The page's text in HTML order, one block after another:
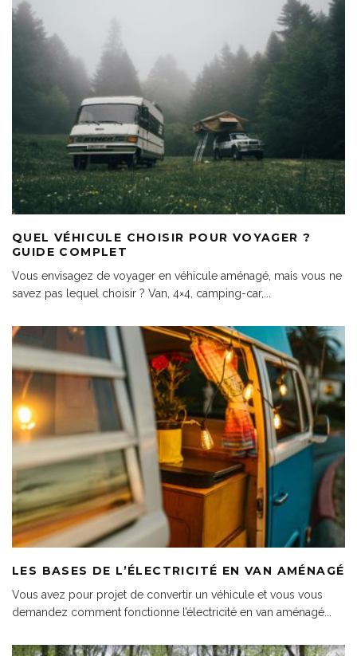
QUEL VÉHICULE CHOISIR POUR VOYAGER ?
GUIDE COMPLET
Vous envisagez de voyager en véhicule aménagé, mais vous ne
savez pas lequel choisir ? Van, 4×4, camping-car,
LES BASES DE L’ÉLECTRICITÉ EN VAN AMÉNAGÉ
Vous avez pour projet de convertir un véhicule et vous vous
demandez comment fonctionne l’électricité en van aménagé...